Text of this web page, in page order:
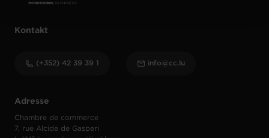
Adresse
Chambre de commerce
7, rue Alcide de Gasperi
Kontakt
(+352) 42 39 39 1 info@cc.lu